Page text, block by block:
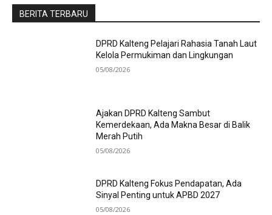
BERITA TERBARU
DPRD Kalteng Pelajari Rahasia Tanah Laut
Kelola Permukiman dan Lingkungan
05/08/2026
Ajakan DPRD Kalteng Sambut
Kemerdekaan, Ada Makna Besar di Balik
Merah Putih
05/08/2026
DPRD Kalteng Fokus Pendapatan, Ada
Sinyal Penting untuk APBD 2027
05/08/2026